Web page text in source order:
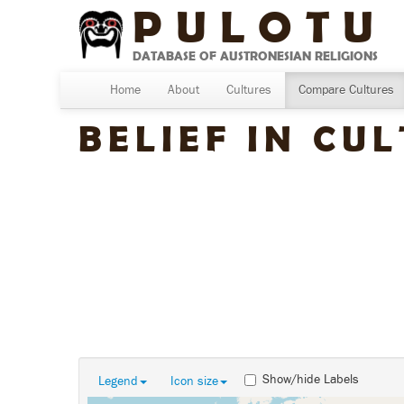
PULOTU
DATABASE OF AUSTRONESIAN RELIGIONS
Home About Cultures Compare Cultures
BELIEF IN
Legend Icon size Show/hide Labels